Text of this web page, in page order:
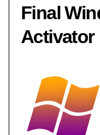
Final
Activator